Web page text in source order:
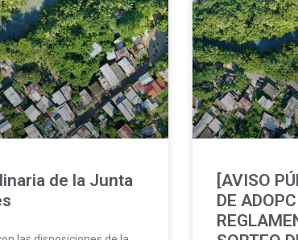
de la Junta
[AVISO
DE